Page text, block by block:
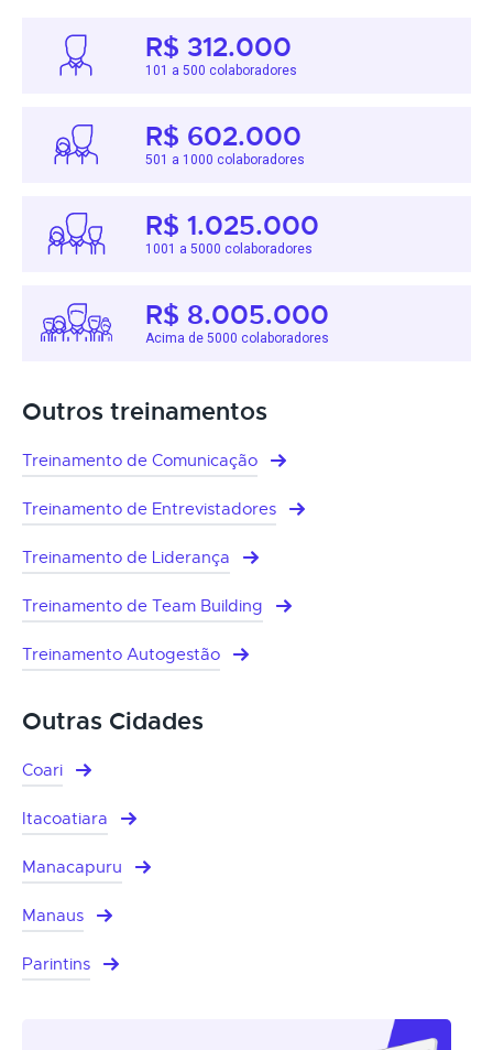
R$ 312.000
101 a 500 colaboradores
R$ 602.000
501 a 1000 colaboradores
R$ 1.025.000
1001 a 5000 colaboradores
R$ 8.005.000
Acima de 5000 colaboradores
Outros treinamentos
Treinamento de Comunicação
Treinamento de Entrevistadores
Treinamento de Liderança
Treinamento de Team Building
Treinamento Autogestão
Outras Cidades
Coari
Itacoatiara
Manacapuru
Manaus
Parintins